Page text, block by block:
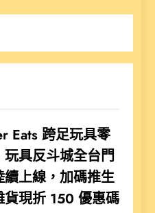
Eats 跨足玩具零
玩具反斗城全台門
續上線，加碼推生
貨現折 150 優惠碼